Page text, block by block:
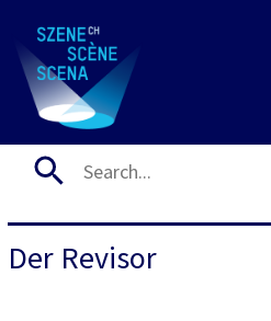
Der Revisor